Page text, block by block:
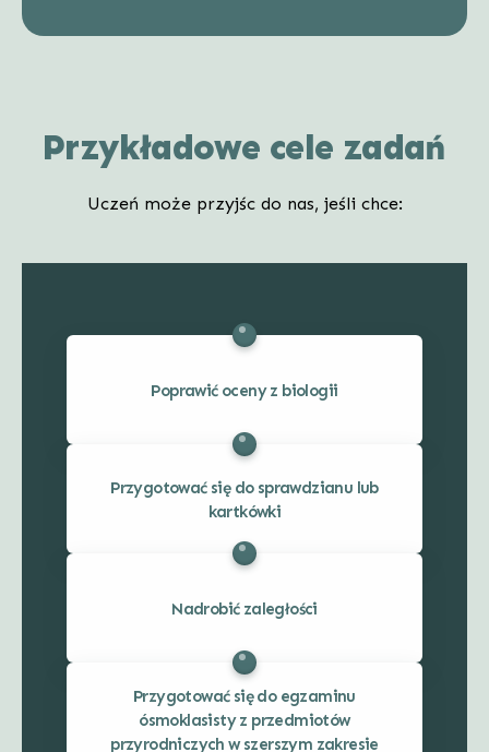
Przykładowe cele zadań
Uczeń może przyjśc do nas, jeśli chce:
Poprawić oceny z biologii
Przygotować się do sprawdzianu lub
kartkówki
Nadrobić zaległości
Przygotować się do egzaminu
ósmoklasisty z przedmiotów
przyrodniczych w szerszym zakresie